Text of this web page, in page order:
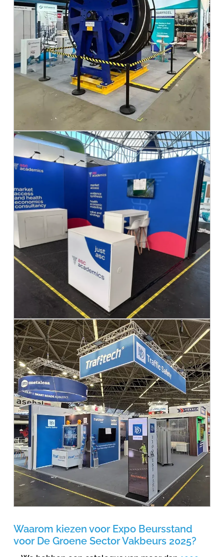
Waarom kiezen voor Expo Beursstand
voor De Groene Sector Vakbeurs 2025?